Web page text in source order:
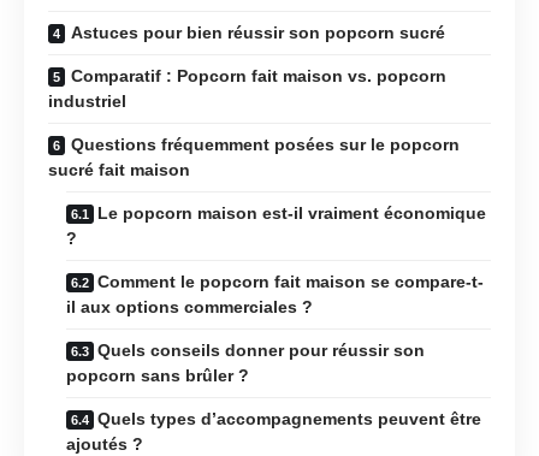
Astuces pour bien réussir son popcorn sucré
Comparatif : Popcorn fait maison vs. popcorn
industriel
Questions fréquemment posées sur le popcorn
sucré fait maison
Le popcorn maison est-il vraiment économique
?
Comment le popcorn fait maison se compare-t-
il aux options commerciales ?
Quels conseils donner pour réussir son
popcorn sans brûler ?
Quels types d’accompagnements peuvent être
ajoutés ?